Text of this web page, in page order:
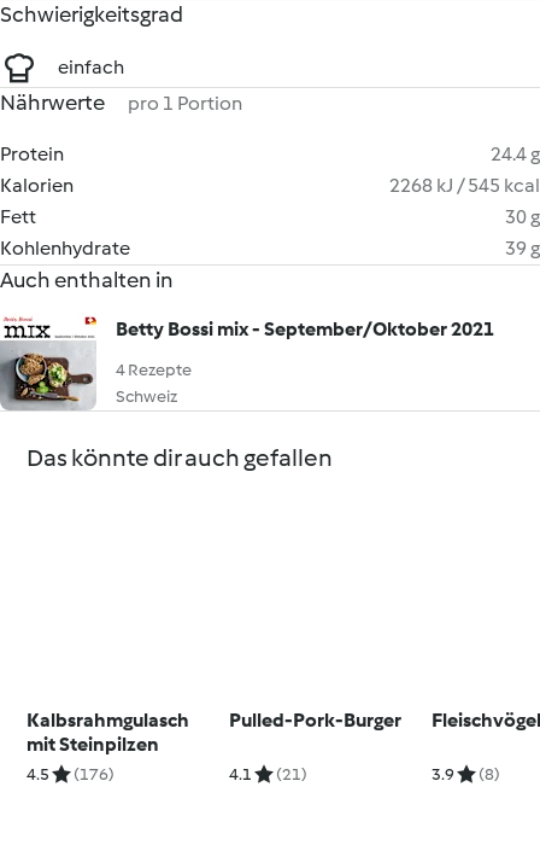
Schwierigkeitsgrad
einfach
Nährwerte pro 1 Portion
Protein
24.4 g
Kalorien
2268 kJ / 545 kcal
Fett
30 g
Kohlenhydrate
39 g
Auch enthalten in
Betty Bossi mix - September/Oktober 2021
4 Rezepte
Schweiz
Das könnte dir auch gefallen
Kalbsrahmgulasch
mit Steinpilzen
4.5 (176)
Pulled-Pork-Burger
4.1 (21) 3.9 (8)